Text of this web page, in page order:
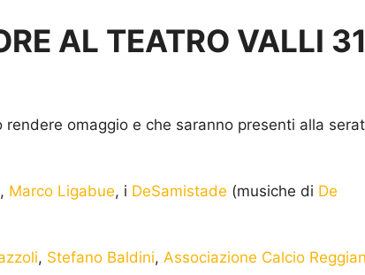
AL TEATRO VALLI 31
omaggio e che saranno presenti alla
, Marco Ligabue, i DeSamistade (musiche di De
, Stefano Baldini, Associazione Calcio